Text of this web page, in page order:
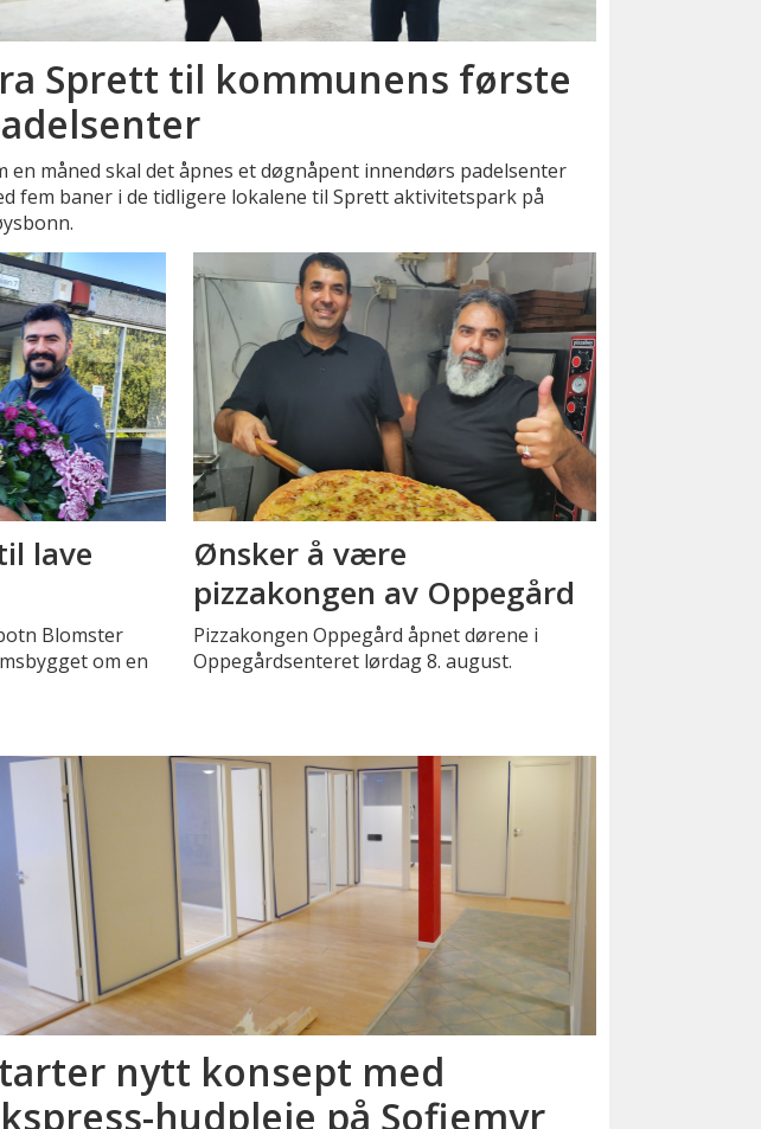
Sprett til kommunens første
en måned skal det åpnes et døgnåpent innendørs padelsenter
fem baner i de tidligere lokalene til Sprett aktivitetspark på
lave
Blomster
om en
Ønsker å være
pizzakongen av Oppegård
Pizzakongen Oppegård åpnet dørene i
Oppegårdsenteret lørdag 8. august.
nytt konsept med
hudpleie på Sofiemyr